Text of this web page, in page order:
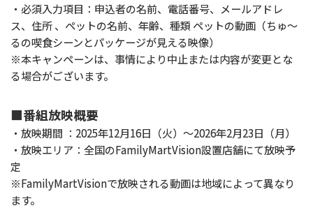
・必須入力項目：申込者の名前、電話番号、メールアドレ
ス、住所 、ペットの名前、年齢、種類 ペットの動画（ちゅ～
るの喫食シーンとパッケージが見える映像）
※本キャンペーンは、事情により中止または内容が変更とな
る場合がございます。
■番組放映概要
・放映期間 ：2025年12月16日（火）～2026年2月23日（月）
・放映エリア：全国のFamilyMartVision設置店舗にて放映予
定
※FamilyMartVisionで放映される動画は地域によって異なり
ます。